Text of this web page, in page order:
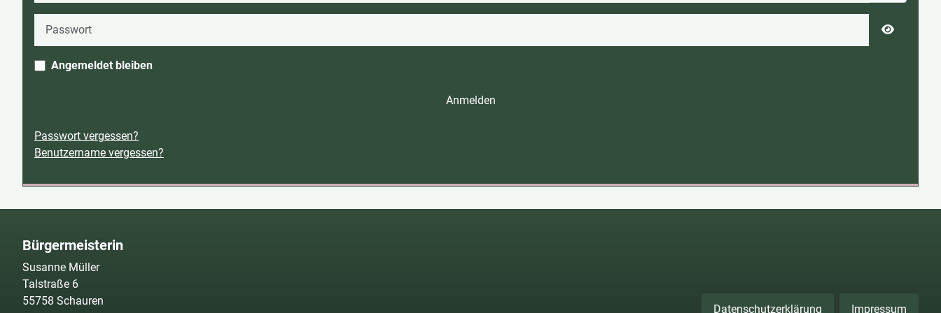
Angemeldet bleiben
Anmelden
Passwort vergessen?
Benutzername vergessen?
Bürgermeisterin
Susanne Müller
Talstraße 6
55758 Schauren
Datenschutzerklärung Impressum